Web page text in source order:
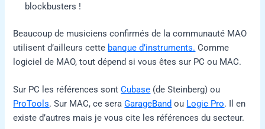
blockbusters !
Beaucoup de musiciens confirmés de la communauté MAO
utilisent d’ailleurs cette banque d’instruments. Comme
logiciel de MAO, tout dépend si vous êtes sur PC ou MAC.
Sur PC les références sontCubase (de Steinberg) ou
ProTools. Sur MAC, ce seraGarageBand ou Logic Pro. Il en
existe d’autres mais je vous cite les références du secteur.